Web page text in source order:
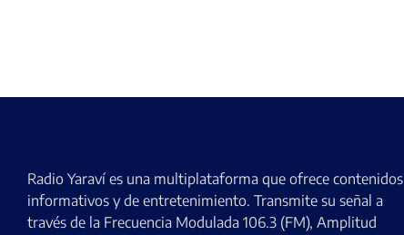
Radio Yaraví es una multiplataforma que ofrece contenidos
informativos y de entretenimiento. Transmite su señal a
través de la Frecuencia Modulada 106.3 (FM), Amplitud